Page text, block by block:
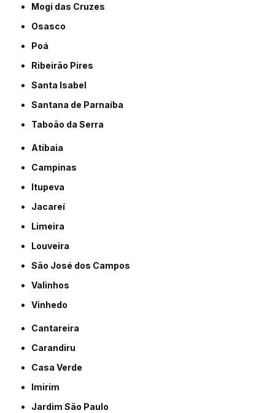
Mogi das Cruzes
Osasco
Poá
Ribeirão Pires
Santa Isabel
Santana de Parnaíba
Taboão da Serra
Atibaia
Campinas
Itupeva
Jacareí
Limeira
Louveira
São José dos Campos
Valinhos
Vinhedo
Cantareira
Carandiru
Casa Verde
Imirim
Jardim São Paulo